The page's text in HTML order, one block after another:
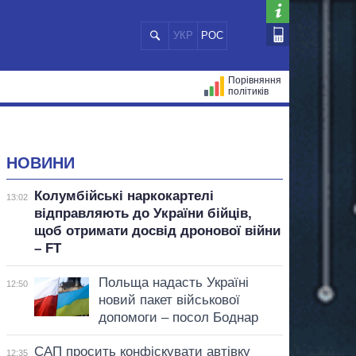
УКР РОС
Порівняння
політиків
НОВИНИ
13:02
Колумбійські наркокартелі
відправляють до України бійців,
щоб отримати досвід дронової війни
– FT
12:50
Польща надасть Україні
новий пакет військової
допомоги – посол Боднар
12:35
САП просить конфіскувати автівку